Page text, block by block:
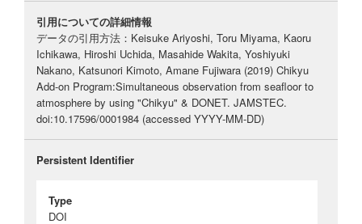
引用についての詳細情報
データの引用方法：Keisuke Ariyoshi, Toru Miyama, Kaoru
Ichikawa, Hiroshi Uchida, Masahide Wakita, Yoshiyuki
Nakano, Katsunori Kimoto, Amane Fujiwara (2019) Chikyu
Add-on Program:Simultaneous observation from seafloor to
atmosphere by using "Chikyu" & DONET. JAMSTEC.
doi:10.17596/0001984 (accessed YYYY-MM-DD)
Persistent Identifier
Type
DOI